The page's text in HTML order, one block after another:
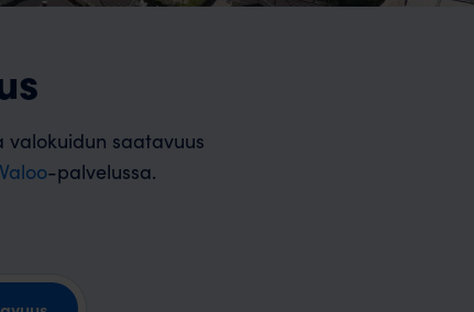
valokuidun saatavuus
-palvelussa.